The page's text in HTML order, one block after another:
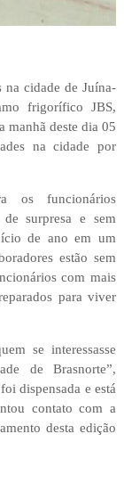
na cidade de Juína-
frigorífico JBS,
manhã deste dia 05
na cidade por
os funcionários
surpresa e sem
de ano em um
estão sem
com mais
para viver
se interessasse
de Brasnorte”,
dispensada e está
contato com a
desta edição